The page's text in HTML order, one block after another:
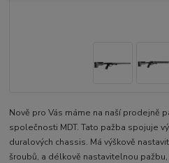
Nově pro Vás máme na naší prodejně
společnosti MDT. Tato pažba spojuje
duralových chassis. Má výškově
šroubů, a délkově nastavitelnou